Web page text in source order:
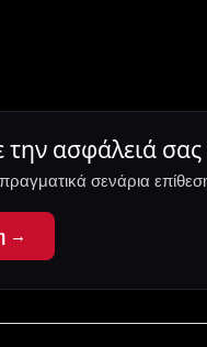
την ασφάλειά
σενάρια
→